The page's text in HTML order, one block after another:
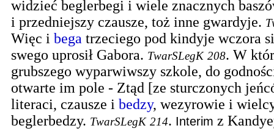
widzieć beglerbegi i wiele znacznych
i przedniejszy czausze, toż inne gwardyje.
Więc i bega trzeciego pod kindyje wczora
swego uprosił Gabora. TwarSLegK 208. W
grubszego wyparwiwszy szkole, do
otwarte im pole - Ztąd [ze sturczonych
literaci, czausze i bedzy, wezyrowie i
beglerbedzy. TwarSLegK 214. Interim z